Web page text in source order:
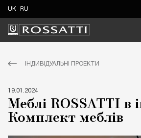
UK RU
ІНДИВІДУАЛЬНІ ПРОЕКТИ
19.01.2024
Меблі ROSSATTI в
Комплект меблів